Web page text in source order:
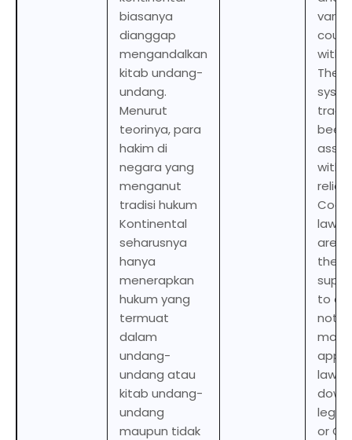
biasanya
dianggap
mengandalkan
kitab undang-
undang.
Menurut
teorinya, para
hakim di
negara yang
menganut
tradisi hukum
Kontinental
seharusnya
hanya
menerapkan
hukum yang
termuat
dalam
undang-
undang atau
kitab undang-
undang
maupun tidak
The
been
with
law
are
to do
law
down
or